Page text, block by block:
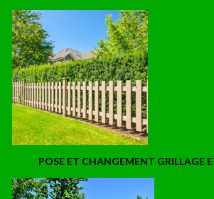
POSE ET CHANGEMENT GRILLAGE